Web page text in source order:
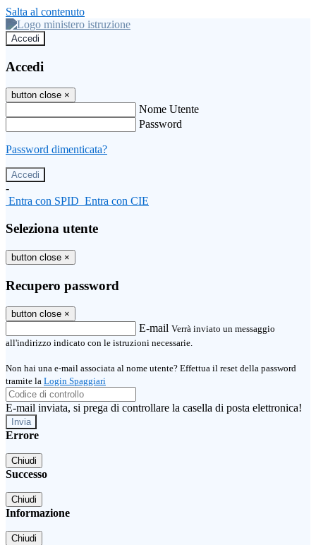
Salta al contenuto
Accedi
Accedi
button close ×
Nome Utente
Password
Password dimenticata?
-
Entra con SPID Entra con CIE
Seleziona utente
button close ×
Recupero password
button close ×
E-mail Verrà inviato un messaggio
all'indirizzo indicato con le istruzioni necessarie.
Non hai una e-mail associata al nome utente? Effettua il reset della password
tramite la Login Spaggiari
E-mail inviata, si prega di controllare la casella di posta elettronica!
Errore
Chiudi
Successo
Chiudi
Informazione
Chiudi